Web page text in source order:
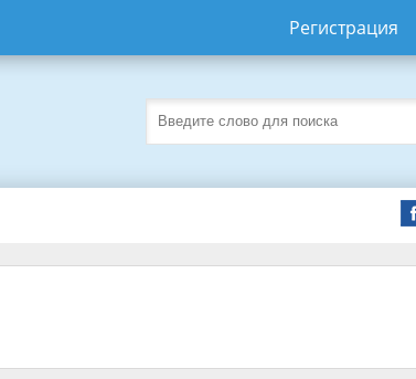
Регистрация